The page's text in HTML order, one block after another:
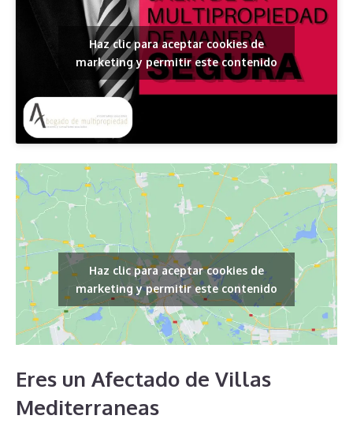
Haz clic para aceptar cookies de
marketing y permitir este contenido
Haz clic para aceptar cookies de
marketing y permitir este contenido
Eres un Afectado de Villas
Mediterraneas